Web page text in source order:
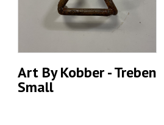
Art By Kobber - Treben
Small